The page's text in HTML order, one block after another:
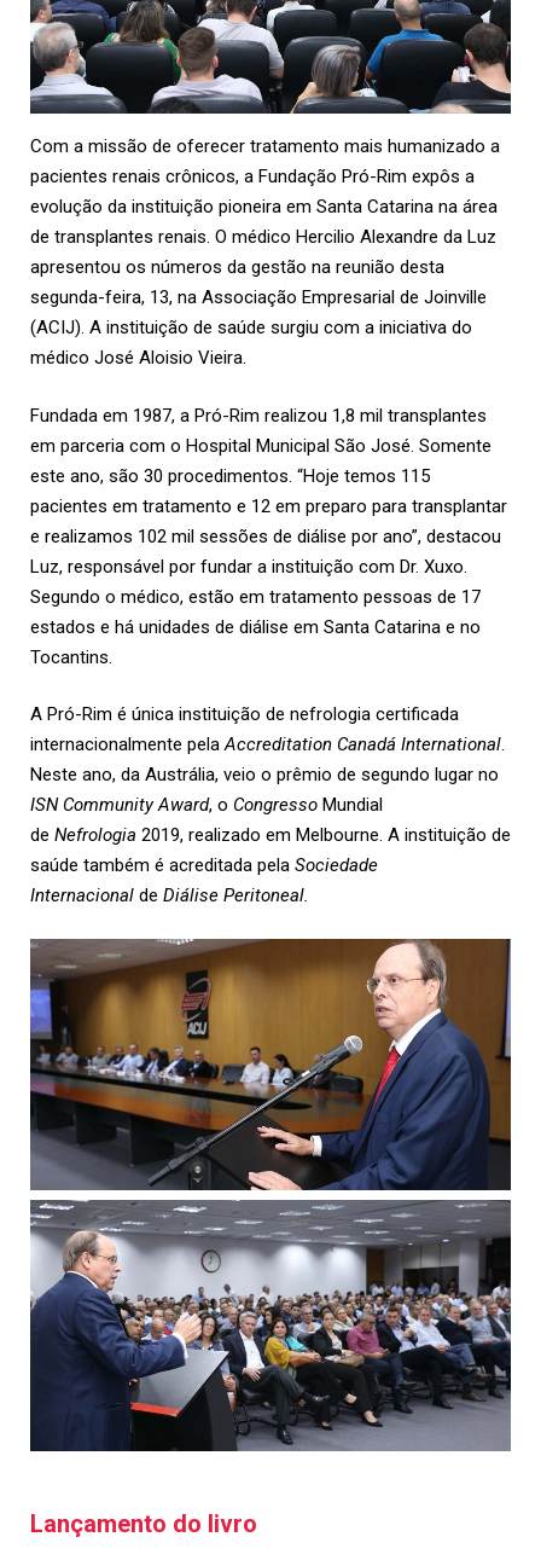
Com a missão de oferecer tratamento mais humanizado a
pacientes renais crônicos, a Fundação Pró-Rim expôs a
evolução da instituição pioneira em Santa Catarina na área
de transplantes renais. O médico Hercilio Alexandre da Luz
apresentou os números da gestão na reunião desta
segunda-feira, 13, na Associação Empresarial de Joinville
(ACIJ). A instituição de saúde surgiu com a iniciativa do
médico José Aloisio Vieira.
Fundada em 1987, a Pró-Rim realizou 1,8 mil transplantes
em parceria com o Hospital Municipal São José. Somente
este ano, são 30 procedimentos. “Hoje temos 115
pacientes em tratamento e 12 em preparo para transplantar
e realizamos 102 mil sessões de diálise por ano”, destacou
Luz, responsável por fundar a instituição com Dr. Xuxo.
Segundo o médico, estão em tratamento pessoas de 17
estados e há unidades de diálise em Santa Catarina e no
Tocantins.
A Pró-Rim é única instituição de nefrologia certificada
internacionalmente pelaAccreditation Canadá International.
Neste ano, da Austrália, veio o prêmio de segundo lugar no
ISN Community Award, o Congresso Mundial
de Nefrologia 2019, realizado em Melbourne. A instituição de
saúde também é acreditada pela Sociedade
Internacional de Diálise Peritoneal.
Lançamento do livro